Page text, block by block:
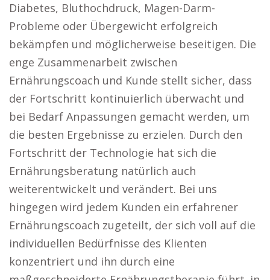
Diabetes, Bluthochdruck, Magen-Darm-
Probleme oder Übergewicht erfolgreich
bekämpfen und möglicherweise beseitigen. Die
enge Zusammenarbeit zwischen
Ernährungscoach und Kunde stellt sicher, dass
der Fortschritt kontinuierlich überwacht und
bei Bedarf Anpassungen gemacht werden, um
die besten Ergebnisse zu erzielen. Durch den
Fortschritt der Technologie hat sich die
Ernährungsberatung natürlich auch
weiterentwickelt und verändert. Bei uns
hingegen wird jedem Kunden ein erfahrener
Ernährungscoach zugeteilt, der sich voll auf die
individuellen Bedürfnisse des Klienten
konzentriert und ihn durch eine